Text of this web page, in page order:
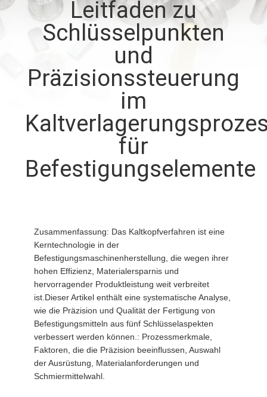
QUALITÄTSKONTROLLE
TRETEN
UNS
VERBINDUNG
FORDERN
SIE EIN
ZITAT
SITEMAP
DATENSCHUTZRICHTLINIE
Leitfaden zu
Schlüsselpunkten
und
Präzisionssteuerung
im
für
Befestigungselemente
Zusammenfassung: Das Kaltkopfverfahren ist eine
Kerntechnologie in der
Befestigungsmaschinenherstellung, die wegen ihrer
hohen Effizienz, Materialersparnis und
hervorragender Produktleistung weit verbreitet
ist.Dieser Artikel enthält eine systematische Analyse,
wie die Präzision und Qualität der Fertigung von
Befestigungsmitteln aus fünf Schlüsselaspekten
verbessert werden können.: Prozessmerkmale,
Faktoren, die die Präzision beeinflussen, Auswahl
der Ausrüstung, Materialanforderungen und
Schmiermittelwahl.